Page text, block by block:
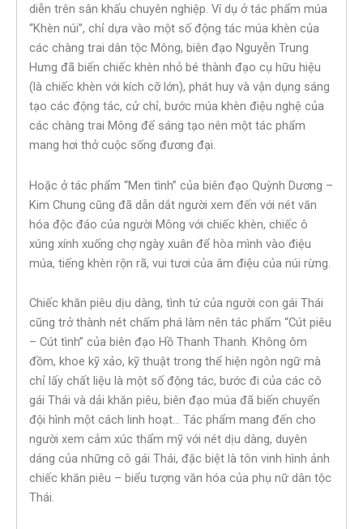
diễn trên sân khấu chuyên nghiệp. Ví dụ ở tác phẩm múa
“Khèn núi”, chỉ dựa vào một số động tác múa khèn của
các chàng trai dân tộc Mông, biên đạo Nguyễn Trung
Hưng đã biến chiếc khèn nhỏ bé thành đạo cụ hữu hiệu
(là chiếc khèn với kích cỡ lớn), phát huy và vận dụng sáng
tạo các động tác, cử chỉ, bước múa khèn điệu nghệ của
các chàng trai Mông để sáng tạo nên một tác phẩm
mang hơi thở cuộc sống đương đại.
Hoặc ở tác phẩm “Men tình” của biên đạo Quỳnh Dương –
Kim Chung cũng đã dẫn dắt người xem đến với nét văn
hóa độc đáo của người Mông với chiếc khèn, chiếc ô
xúng xính xuống chợ ngày xuân để hòa mình vào điệu
múa, tiếng khèn rộn rã, vui tươi của âm điệu của núi rừng.
Chiếc khăn piêu dịu dàng, tình tứ của người con gái Thái
cũng trở thành nét chấm phá làm nên tác phẩm “Cút piêu
– Cút tình” của biên đạo Hồ Thanh Thanh. Không ôm
đồm, khoe kỹ xảo, kỹ thuật trong thể hiện ngôn ngữ mà
chỉ lấy chất liệu là một số động tác, bước đi của các cô
gái Thái và dải khăn piêu, biên đạo múa đã biến chuyển
đội hình một cách linh hoạt… Tác phẩm mang đến cho
người xem cảm xúc thẩm mỹ với nét dịu dàng, duyên
dáng của những cô gái Thái, đặc biệt là tôn vinh hình ảnh
chiếc khăn piêu – biểu tượng văn hóa của phụ nữ dân tộc
Thái.